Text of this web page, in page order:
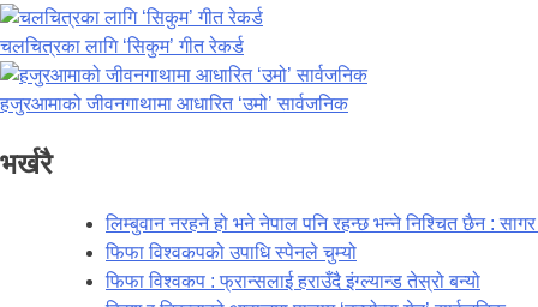
चलचित्रका लागि ‘सिकुम’ गीत रेकर्ड
हजुरआमाको जीवनगाथामा आधारित ‘उमो’ सार्वजनिक
भर्खरै
लिम्बुवान नरहने हो भने नेपाल पनि रहन्छ भन्ने निश्चित छैन :
फिफा विश्वकपको उपाधि स्पेनले चुम्यो
फिफा विश्वकप : फ्रान्सलाई हराउँदै इंग्ल्यान्ड तेस्रो बन्यो